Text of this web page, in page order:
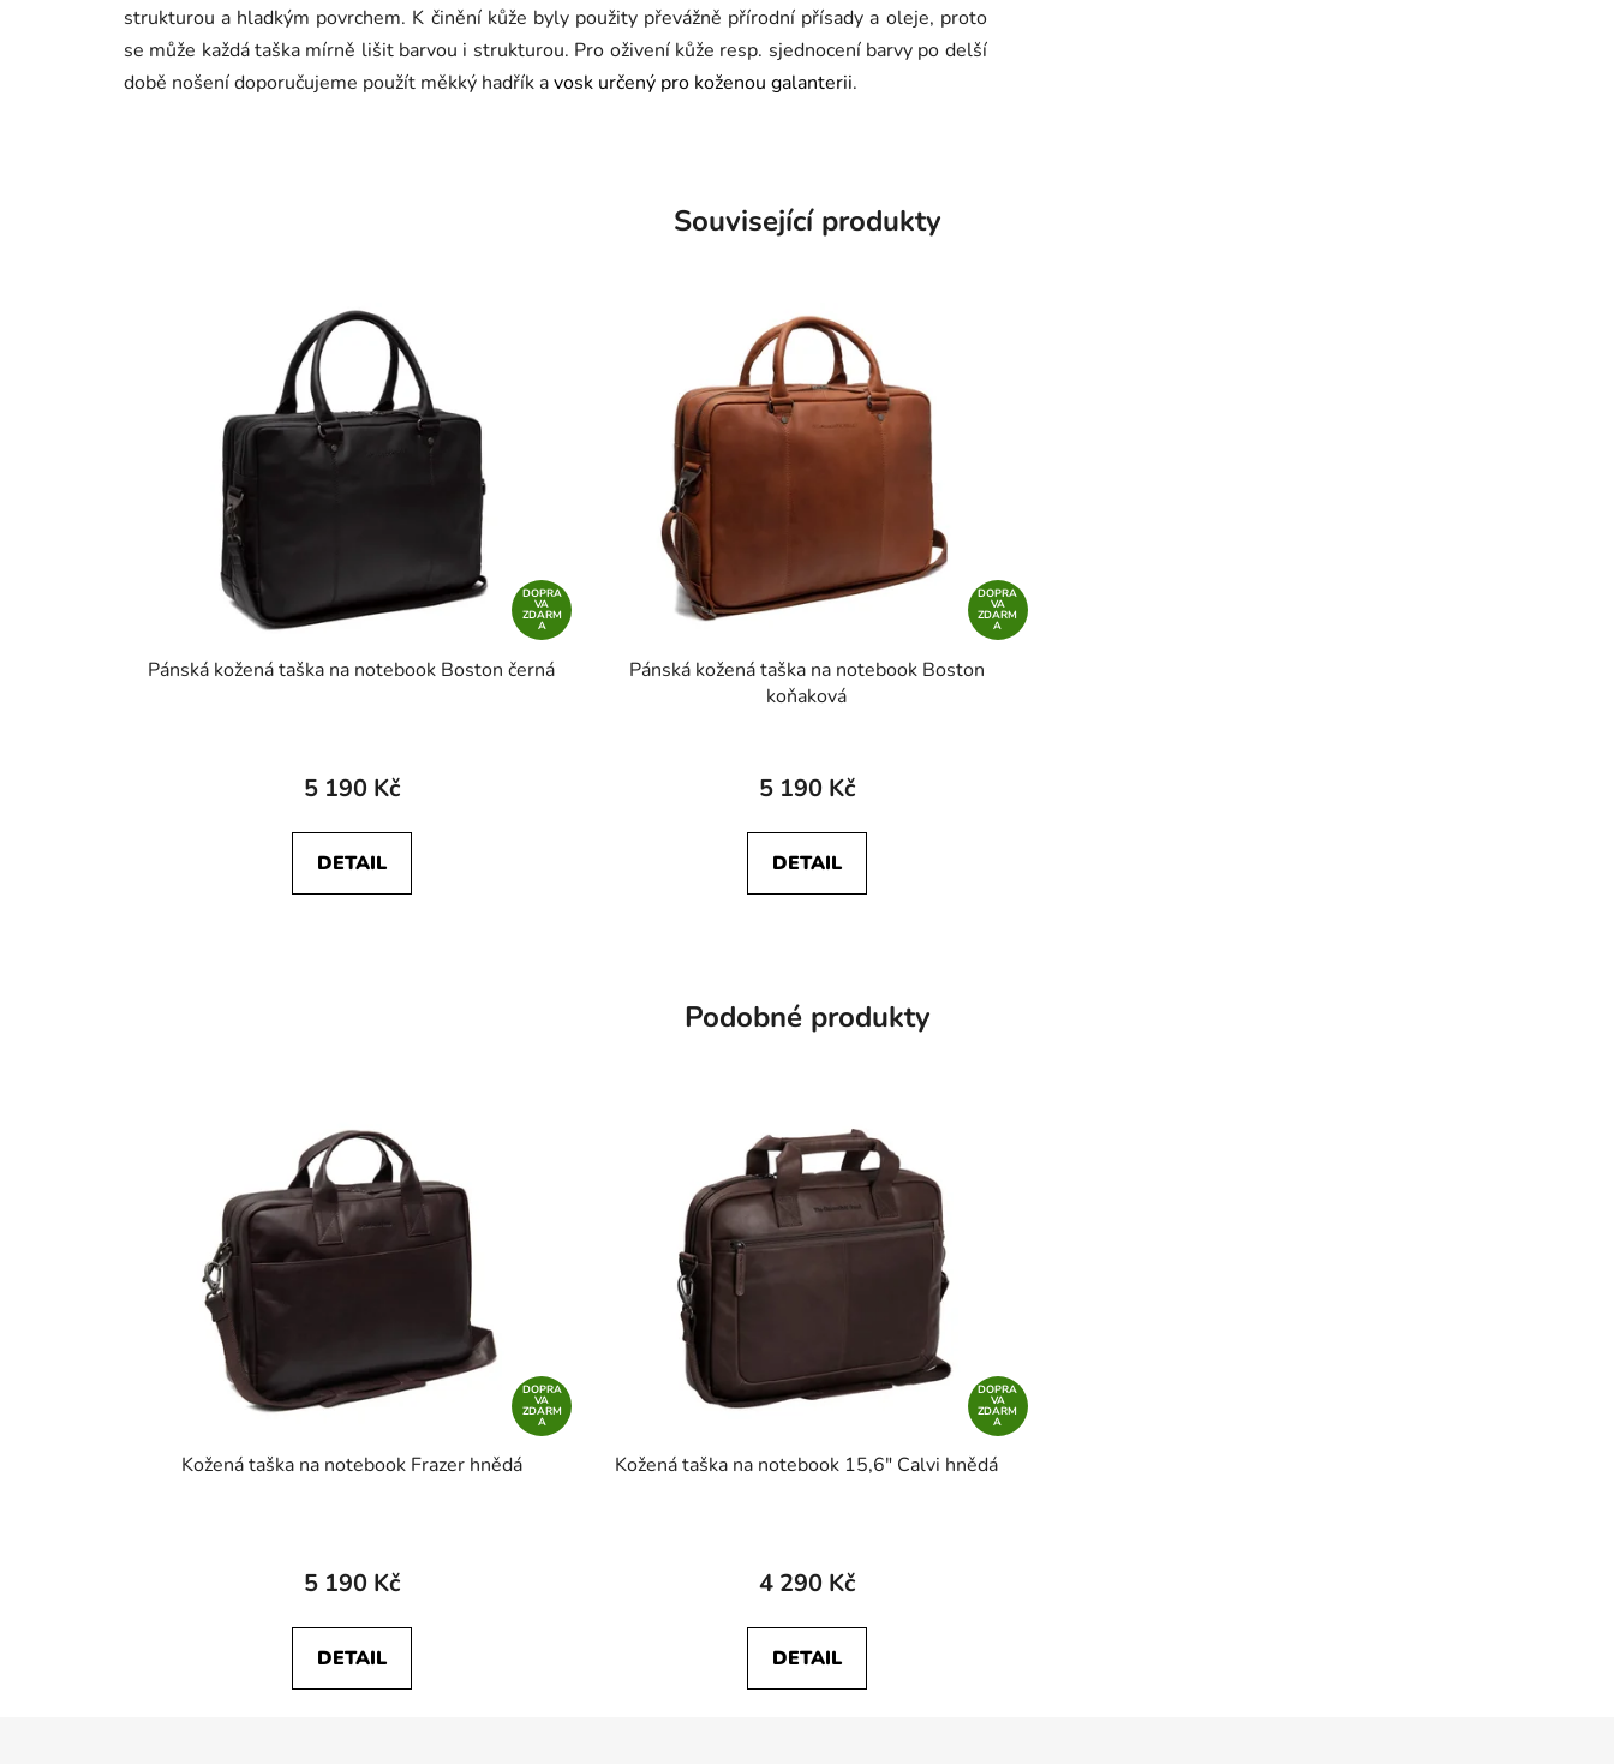
strukturou a hladkým povrchem. K činění kůže byly použity převážně přírodní přísady a oleje, proto
se může každá taška mírně lišit barvou i strukturou. Pro oživení kůže resp. sjednocení barvy po delší
době nošení doporučujeme použít měkký hadřík avosk určený pro koženou galanterii.
Související produkty
DOPRA
VA
ZDARM
A
Pánská kožená taška na notebook Boston černá
5 190 Kč
DETAIL
DOPRA
VA
ZDARM
A
Pánská kožená taška na notebook Boston
koňaková
5 190 Kč
DETAIL
Podobné produkty
DOPRA
VA
ZDARM
A
Kožená taška na notebook Frazer hnědá
5 190 Kč
DETAIL
DOPRA
VA
ZDARM
A
Kožená taška na notebook 15,6" Calvi hnědá
4 290 Kč
DETAIL